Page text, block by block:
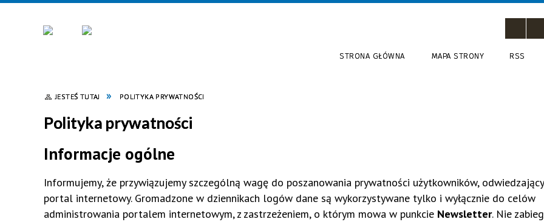
STRONA GŁÓWNA MAPA STRONY RSS
JESTEŚ TUTAJ POLITYKA PRYWATNOŚCI
Polityka prywatności
Informacje ogólne
Informujemy, że przywiązujemy szczególną wagę do poszanowania prywatności użytkowników,
portal internetowy. Gromadzone w dziennikach logów dane są wykorzystywane tylko i wyłącznie do celów
administrowania portalem internetowym, z zastrzeżeniem, o którym mowa w punkcie Newsletter. Nie